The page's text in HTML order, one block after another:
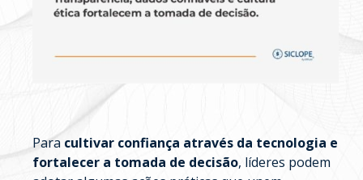
Para cultivar confiança através da tecnologia e
fortalecer a tomada de decisão, líderes podem